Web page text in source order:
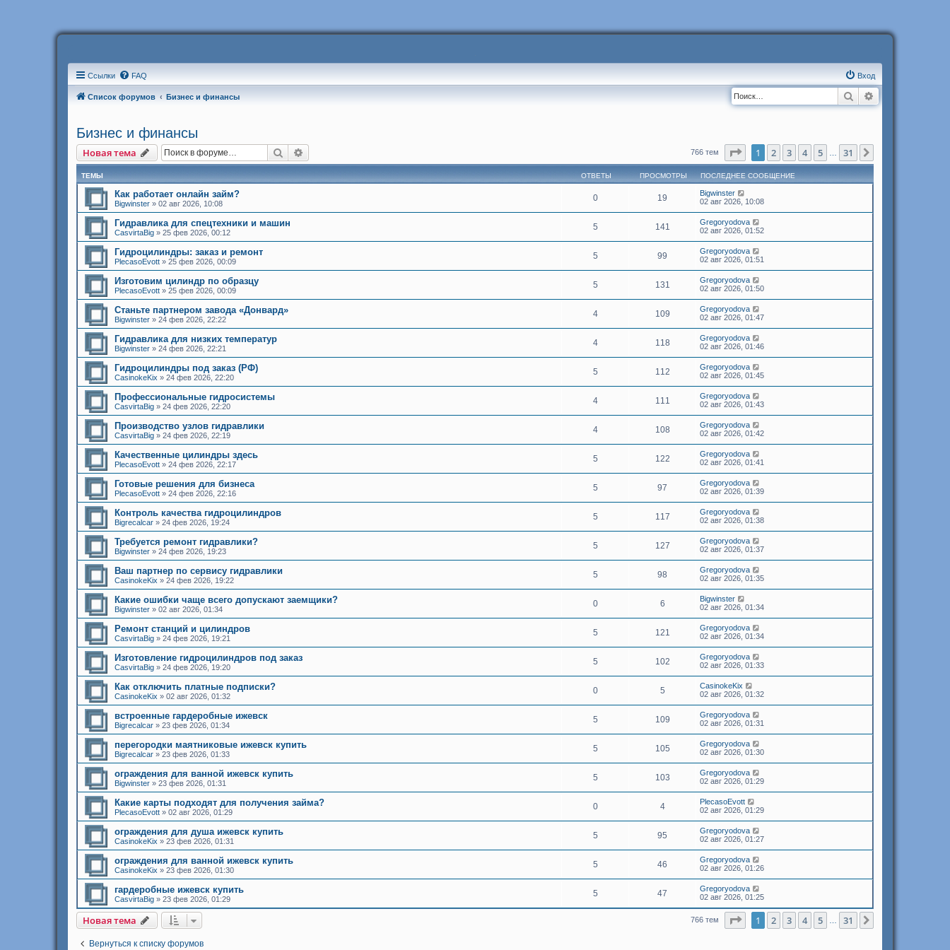
Ссылки FAQ Вход
Список форумов Бизнес и финансы Поиск
Бизнес и финансы
Новая тема Поиск 766 тем Страница1 из 31
1 2 3 4 5 31
ТЕМЫ ОТВЕТЫ ПРОСМОТРЫ ПОСЛЕДНЕЕ СООБЩЕНИЕ
Как работает онлайн займ?
Bigwinster » 02 авг 2026, 10:08
0 19
Bigwinster
02 авг 2026, 10:08
Гидравлика для спецтехники и машин
CasvirtaBig » 25 фев 2026, 00:12
5 141
Gregoryodova
02 авг 2026, 01:52
Гидроцилиндры: заказ и ремонт
PlecasoEvott » 25 фев 2026, 00:09
5 99
Gregoryodova
02 авг 2026, 01:51
Изготовим цилиндр по образцу
PlecasoEvott » 25 фев 2026, 00:09
5 131
Gregoryodova
02 авг 2026, 01:50
Станьте партнером завода «Донвард»
Bigwinster » 24 фев 2026, 22:22
4 109
Gregoryodova
02 авг 2026, 01:47
Гидравлика для низких температур
Bigwinster » 24 фев 2026, 22:21
4 118
Gregoryodova
02 авг 2026, 01:46
Гидроцилиндры под заказ (РФ)
CasinokeKix » 24 фев 2026, 22:20
5 112
Gregoryodova
02 авг 2026, 01:45
Профессиональные гидросистемы
CasvirtaBig » 24 фев 2026, 22:20
4 111
Gregoryodova
02 авг 2026, 01:43
Производство узлов гидравлики
CasvirtaBig » 24 фев 2026, 22:19
4 108
Gregoryodova
02 авг 2026, 01:42
Качественные цилиндры здесь
PlecasoEvott » 24 фев 2026, 22:17
5 122
Gregoryodova
02 авг 2026, 01:41
Готовые решения для бизнеса
PlecasoEvott » 24 фев 2026, 22:16
5 97
Gregoryodova
02 авг 2026, 01:39
Контроль качества гидроцилиндров
Bigrecalcar » 24 фев 2026, 19:24
5 117
Gregoryodova
02 авг 2026, 01:38
Требуется ремонт гидравлики?
Bigwinster » 24 фев 2026, 19:23
5 127
Gregoryodova
02 авг 2026, 01:37
Ваш партнер по сервису гидравлики
CasinokeKix » 24 фев 2026, 19:22
5 98
Gregoryodova
02 авг 2026, 01:35
Какие ошибки чаще всего допускают заемщики?
Bigwinster » 02 авг 2026, 01:34
0 6
Bigwinster
02 авг 2026, 01:34
Ремонт станций и цилиндров
CasvirtaBig » 24 фев 2026, 19:21
5 121
Gregoryodova
02 авг 2026, 01:34
Изготовление гидроцилиндров под заказ
CasvirtaBig » 24 фев 2026, 19:20
5 102
Gregoryodova
02 авг 2026, 01:33
Как отключить платные подписки?
CasinokeKix » 02 авг 2026, 01:32
0 5
CasinokeKix
02 авг 2026, 01:32
встроенные гардеробные ижевск
Bigrecalcar » 23 фев 2026, 01:34
5 109
Gregoryodova
02 авг 2026, 01:31
перегородки маятниковые ижевск купить
Bigrecalcar » 23 фев 2026, 01:33
5 105
Gregoryodova
02 авг 2026, 01:30
ограждения для ванной ижевск купить
Bigwinster » 23 фев 2026, 01:31
5 103
Gregoryodova
02 авг 2026, 01:29
Какие карты подходят для получения займа?
PlecasoEvott » 02 авг 2026, 01:29
0 4
PlecasoEvott
02 авг 2026, 01:29
ограждения для душа ижевск купить
CasinokeKix » 23 фев 2026, 01:31
5 95
Gregoryodova
02 авг 2026, 01:27
ограждения для ванной ижевск купить
CasinokeKix » 23 фев 2026, 01:30
5 46
Gregoryodova
02 авг 2026, 01:26
гардеробные ижевск купить
CasvirtaBig » 23 фев 2026, 01:29
5 47
Gregoryodova
02 авг 2026, 01:25
Новая тема 766 тем Страница1 из 31
1 2 3 4 5 31
Вернуться к списку форумов